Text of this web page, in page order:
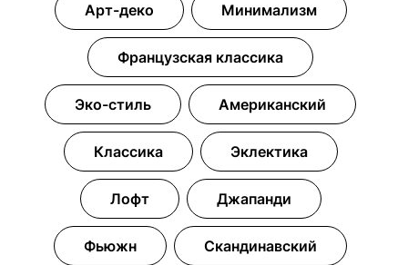
Арт-деко Минимализм
Французская классика
Эко-стиль Американский
Классика Эклектика
Лофт Джапанди
Фьюжн Скандинавский